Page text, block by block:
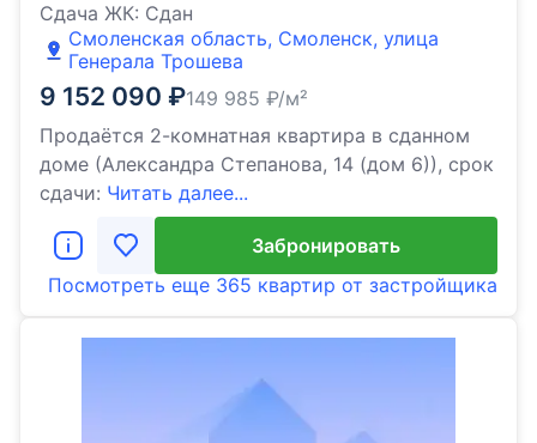
Сдача ЖК: Сдан
Смоленская область, Смоленск, улица
Генерала Трошева
9 152 090 ₽149 985 ₽/м²
Продаётся 2-комнатная квартира в сданном
доме (Александра Степанова, 14 (дом 6)), срок
сдачи: Читать далее...
Забронировать
Посмотреть еще 365 квартир от застройщика